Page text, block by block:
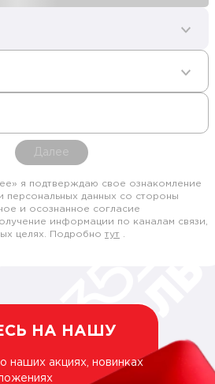
Далее
я подтверждаю свое ознакомление
персональных данных со стороны
и осознанное согласие
информации по каналам связи,
целях. Подробно тут
НА НАШУ
наших акциях, новинках